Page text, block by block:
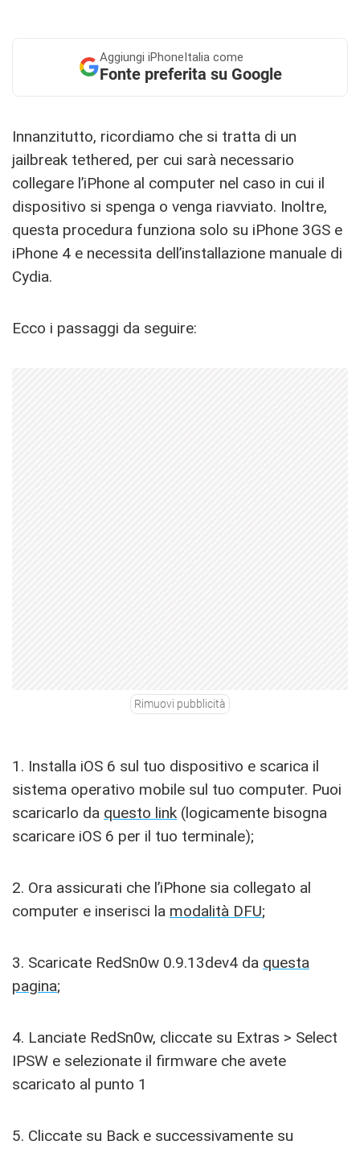
Aggiungi iPhoneItalia come
Fonte preferita su Google
Innanzitutto, ricordiamo che si tratta di un
jailbreak tethered, per cui sarà necessario
collegare l’iPhone al computer nel caso in cui il
dispositivo si spenga o venga riavviato. Inoltre,
questa procedura funziona solo su iPhone 3GS e
iPhone 4 e necessita dell’installazione manuale di
Cydia.
Ecco i passaggi da seguire:
Rimuovi pubblicità
1. Installa iOS 6 sul tuo dispositivo e scarica il
sistema operativo mobile sul tuo computer. Puoi
scaricarlo da questo link (logicamente bisogna
scaricare iOS 6 per il tuo terminale);
2. Ora assicurati che l’iPhone sia collegato al
computer e inserisci la modalità DFU;
3. Scaricate RedSn0w 0.9.13dev4 da questa
pagina;
4. Lanciate RedSn0w, cliccate su Extras > Select
IPSW e selezionate il firmware che avete
scaricato al punto 1
5. Cliccate su Back e successivamente su